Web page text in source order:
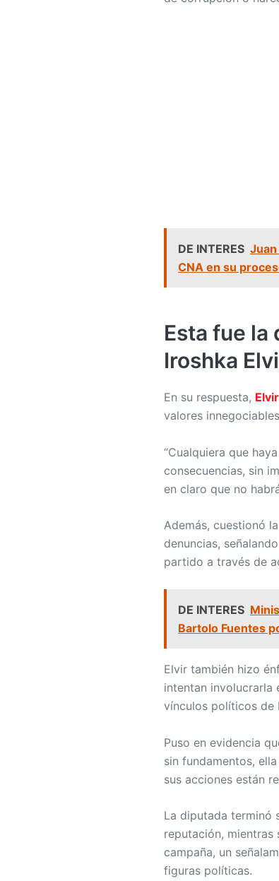
DE INTERES
CNA en su
Esta fue la
Iroshka
En su respuesta, Elvir
valores
“Cualquiera que
consecuencias, sin
en claro que no
Además, cuestionó
denuncias,
partido a través de
DE INTERES
Bartolo Fuentes
Elvir también hizo
intentan involucrarla
vínculos políticos de
Puso en evidencia
sin fundamentos,
sus acciones están
La diputada terminó
reputación,
campaña, un
figuras políticas.